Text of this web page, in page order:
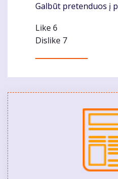
Komentaras
Galbūt pretenduos į
Like 6
Dislike 7